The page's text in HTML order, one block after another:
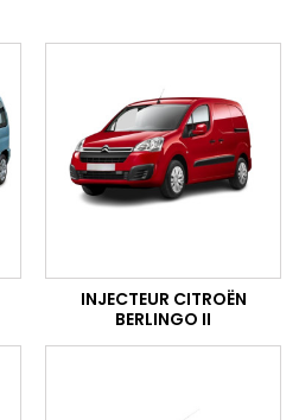
INJECTEUR CITROËN
BERLINGO II